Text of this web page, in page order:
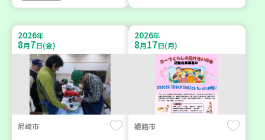
2026年
8月7日(金)
尼崎市
2026年
8月17日(月)
姫路市